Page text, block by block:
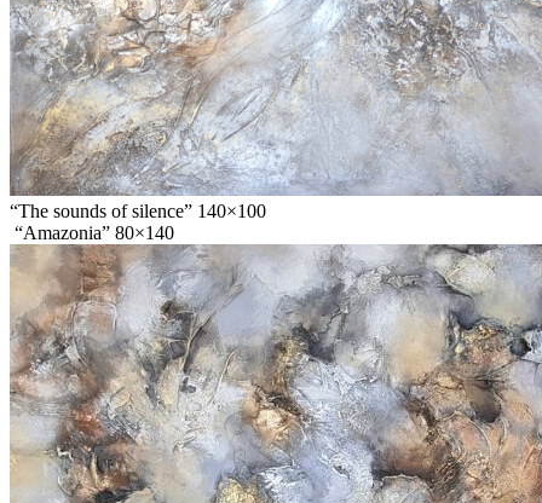
“The sounds of silence” 140×100
“Amazonia” 80×140